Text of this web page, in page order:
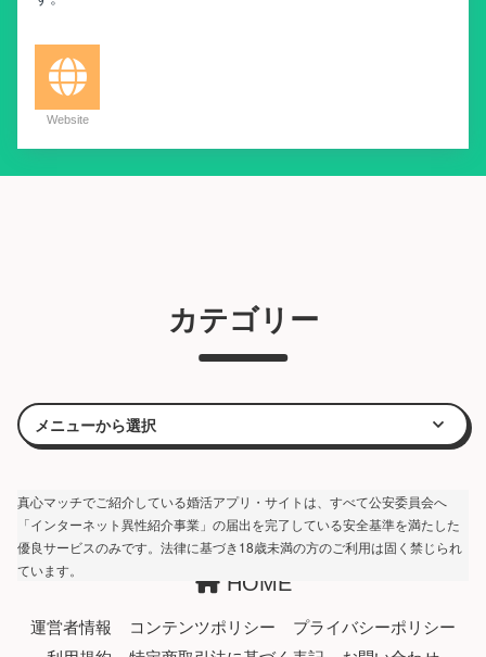
Website
カテゴリー
真心マッチでご紹介している婚活アプリ・サイトは、すべて公安委員会へ
「インターネット異性紹介事業」の届出を完了している安全基準を満たした
優良サービスのみです。法律に基づき18歳未満の方のご利用は固く禁じられ
ています。
HOME
運営者情報 コンテンツポリシー
プライバシーポリシー